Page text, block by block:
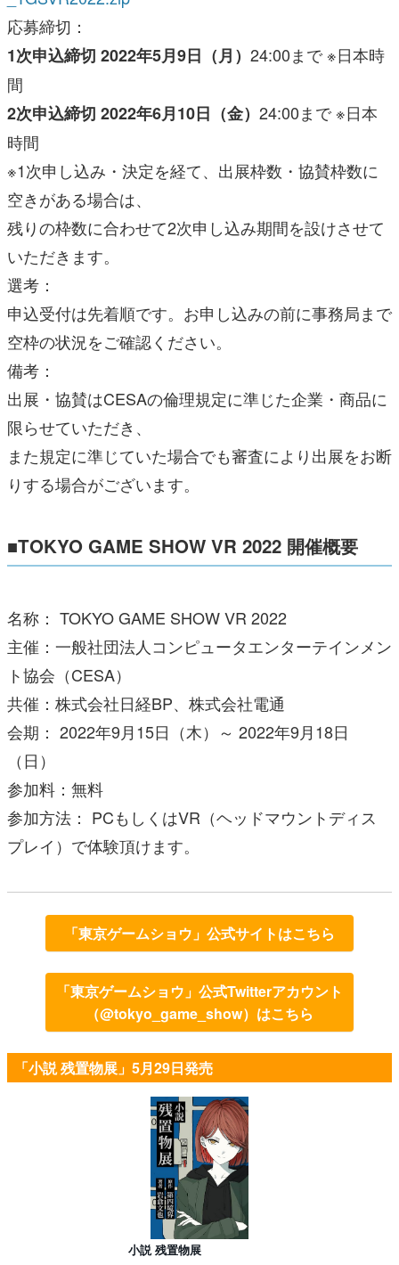
応募締切：
1次申込締切 2022年5月9日（月） 24:00まで ※日本時
間
2次申込締切 2022年6月10日（金） 24:00まで ※日本
時間
※1次申し込み・決定を経て、出展枠数・協賛枠数に
空きがある場合は、
残りの枠数に合わせて2次申し込み期間を設けさせて
いただきます。
選考：
申込受付は先着順です。お申し込みの前に事務局まで
空枠の状況をご確認ください。
備考：
出展・協賛はCESAの倫理規定に準じた企業・商品に
限らせていただき、
また規定に準じていた場合でも審査により出展をお断
りする場合がございます。
■TOKYO GAME SHOW VR 2022 開催概要
名称： TOKYO GAME SHOW VR 2022
主催：一般社団法人コンピュータエンターテインメン
ト協会（CESA）
共催：株式会社日経BP、株式会社電通
会期： 2022年9月15日（木）～ 2022年9月18日
（日）
参加料：無料
参加方法： PCもしくはVR（ヘッドマウントディス
プレイ）で体験頂けます。
「東京ゲームショウ」公式サイトはこちら
「東京ゲームショウ」公式Twitterアカウント
（@tokyo_game_show）はこちら
「小説 残置物展」5月29日発売
小説 残置物展